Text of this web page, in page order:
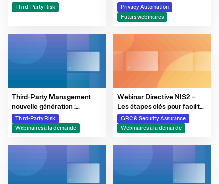
process unifié, automatisé et
amplifié par les agents IA
bout de la relation avec vos
Third-Party Risk
grâce à la plus grande veille
réglementaire mondiale :
demo
Privacy Automation
Futurs webinaires
Third-Party Management
nouvelle génération :
automatisation, IA et
intégrations pour une vision
continue des risques
Third-Party Risk
Webinaires à la demande
Webinar Directive NIS2 –
Les étapes clés pour faciliter
votre conformité avec
OneTrust
GRC & Security Assurance
Webinaires à la demande